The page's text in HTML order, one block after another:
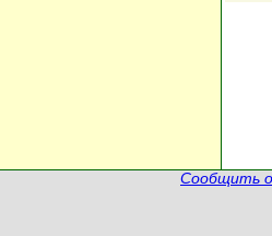
Сообщить о